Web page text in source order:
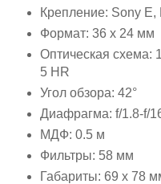
Крепление: Sony
Формат: 36 x 24 мм
Оптическая схема:
5 HR
Угол обзора: 42°
Диафрагма: f/1.8-f/
МДФ: 0.5 м
Фильтры: 58 мм
Габариты: 69 x 78